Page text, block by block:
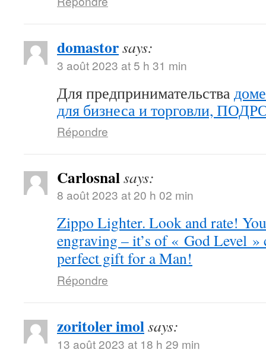
domastorsays:
3 août 2023 at 5 h 31 min
Для предпринимательства
для бизнеса и торговли,
Répondre
Carlosnalsays:
8 août 2023 at 20 h 02 min
Zippo Lighter. Look and rate!
engraving – it’s of « God Level
perfect gift for a Man!
Répondre
zoritoler imolsays:
13 août 2023 at 18 h 29 min